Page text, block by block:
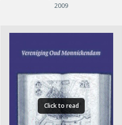
2009
Click to read